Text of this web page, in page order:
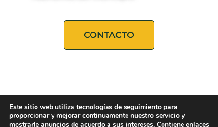
CONTACTO
Este sitio web utiliza tecnologías de seguimiento para
proporcionar y mejorar continuamente nuestro servicio y
mostrarle anuncios de acuerdo a sus intereses. Contiene enlaces